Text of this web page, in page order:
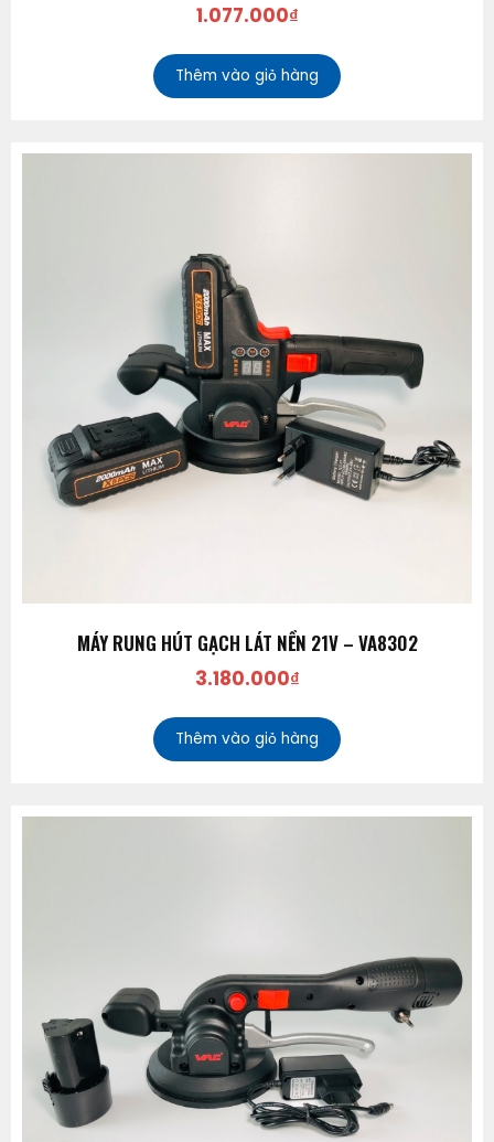
1.077.000₫
Thêm vào giỏ hàng
MÁY RUNG HÚT GẠCH LÁT NỀN 21V – VA8302
3.180.000₫
Thêm vào giỏ hàng